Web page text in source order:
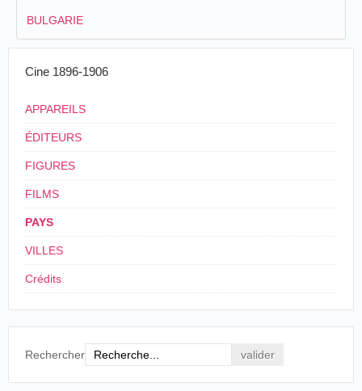
BULGARIE
Cine 1896-1906
APPAREILS
ÉDITEURS
FIGURES
FILMS
PAYS
VILLES
Crédits
Rechercher